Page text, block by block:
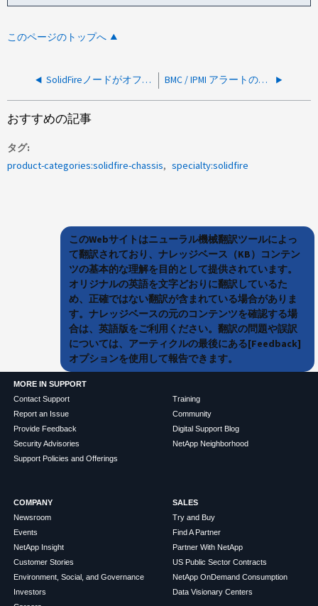
このページのトップへ
SolidFireノードがオフラインになりました。重大なセンサーエラー、Volt_PVCCIN_CPU0 - 下限のクリティカル値が低くなっています。 BMC / IPMI アラートのあとにノードが予期せずリブートされる
おすすめの記事
タグ
product-categories:solidfire-chassis
specialty:solidfire
このWebサイトはニューラル機械翻訳ツールによっ
て翻訳されており、ナレッジベース（KB）コンテン
ツの基本的な理解を目的として提供されています。
オリジナルの英語を文字どおりに翻訳しているた
め、正確ではない翻訳が含まれている場合がありま
す。ナレッジベースの元のコンテンツを確認する場
合は、英語版をご利用ください。翻訳の問題や誤訳
については、アーティクルの最後にある[Feedback]
オプションを使用して報告できます。
MORE IN SUPPORT
Contact Support
Report an Issue
Provide Feedback
Security Advisories
Support Policies and Offerings
Training
Community
Digital Support Blog
NetApp Neighborhood
COMPANY
Newsroom
Events
NetApp Insight
Customer Stories
Environment, Social, and Governance
Investors
SALES
Try and Buy
Find A Partner
Partner With NetApp
US Public Sector Contracts
NetApp OnDemand Consumption
Data Visionary Centers